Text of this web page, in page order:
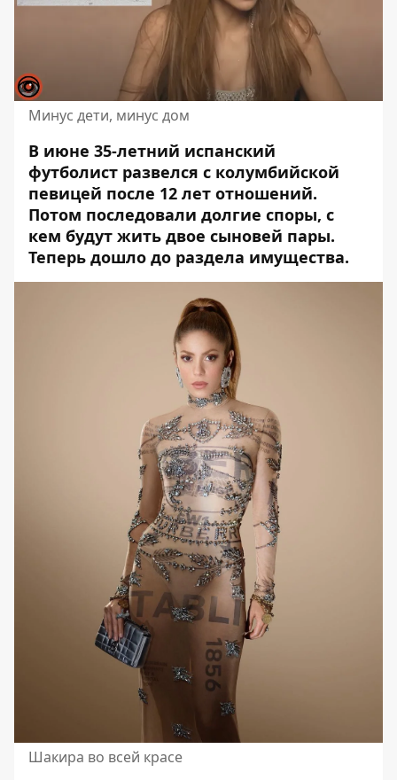
Минус дети, минус дом
В июне 35-летний испанский
футболист развелся с колумбийской
певицей после 12 лет отношений.
Потом последовали долгие споры, с
кем будут жить двое сыновей пары.
Теперь дошло до раздела имущества.
Шакира во всей красе